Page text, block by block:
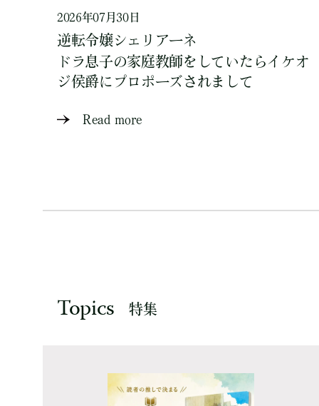
2026年07月30日
逆転令嬢シェリアーネ
ドラ息子の家庭教師をしていたらイケオ
ジ侯爵にプロポーズされまして
Read more
Topics 特集